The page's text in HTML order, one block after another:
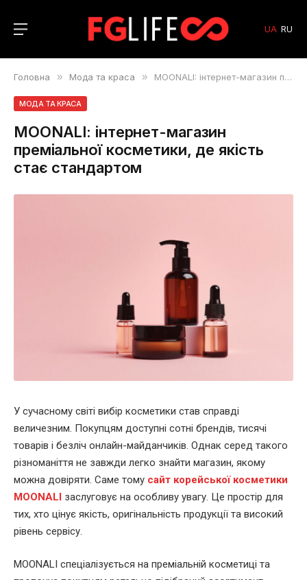
UA RU
Головна » Мода та краса » MOONALI: інтернет-магазин преміальної косметики, де якість стає стандартом
МОДА ТА КРАСА
MOONALI: інтернет-магазин
преміальної косметики, де якість
стає стандартом
У сучасному світі вибір косметики став справді
величезним. Покупцям доступні сотні брендів, тисячі
товарів і безліч онлайн-майданчиків. Однак серед такого
різноманіття не завжди легко знайти магазин, якому
можна довіряти. Саме тому сайт корейської косметики
MOONALI заслуговує на особливу увагу. Це простір для
тих, хто цінує якість, оригінальність продукції та високий
рівень сервісу.
MOONALI спеціалізується на преміальній косметиці та